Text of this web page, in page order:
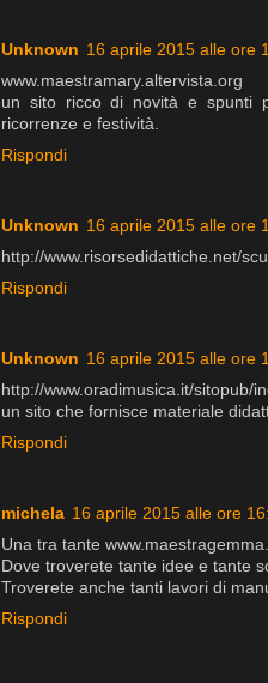
Unknown 16 aprile 2015 alle ore
www.maestramary.altervista.org
un sito ricco di novità e spunti
ricorrenze e festività.
Rispondi
Unknown 16 aprile 2015 alle ore
http://www.risorsedidattiche.net/
Rispondi
Unknown 16 aprile 2015 alle ore
http://www.oradimusica.it/sitopub/
un sito che fornisce materiale
Rispondi
michela 16 aprile 2015 alle ore
Una tra tante
Dove troverete tante idee e tante
Troverete anche tanti lavori di
Rispondi